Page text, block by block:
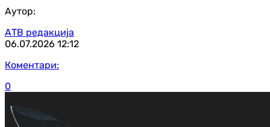
Аутор:
АТВ редакција
06.07.2026 12:12
Коментари:
0